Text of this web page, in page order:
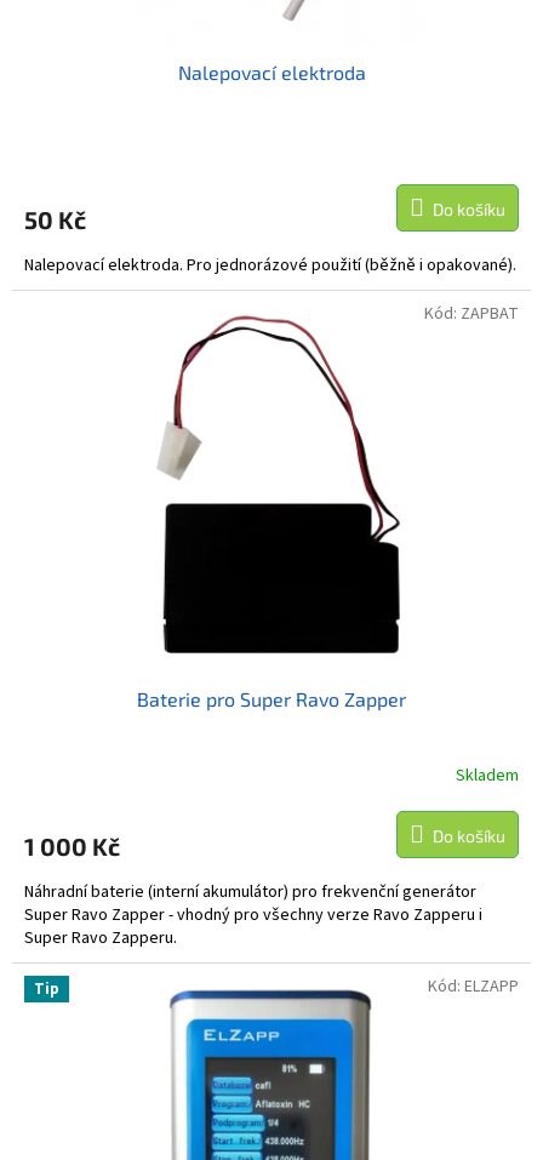
Nalepovací elektroda
je
z
5
50 Kč Do košíku
Nalepovací elektroda. Pro jednorázové použití (běžně i opakované).
Baterie pro Super Ravo Zapper
Skladem
1 000 Kč Do košíku
Náhradní baterie (interní akumulátor) pro frekvenční generátor
Super Ravo Zapper - vhodný pro všechny verze Ravo Zapperu i
Super Ravo Zapperu.
Kód: ZAPBAT
Tip Kód: ELZAPP